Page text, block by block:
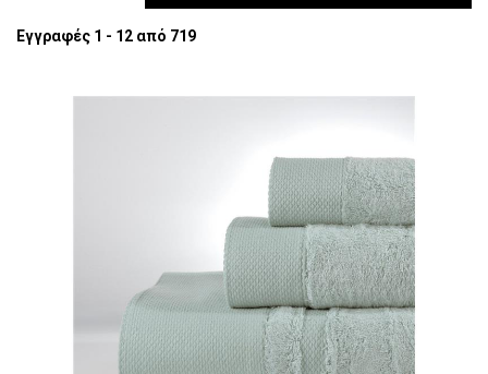
Εγγραφές 1 - 12 από 719